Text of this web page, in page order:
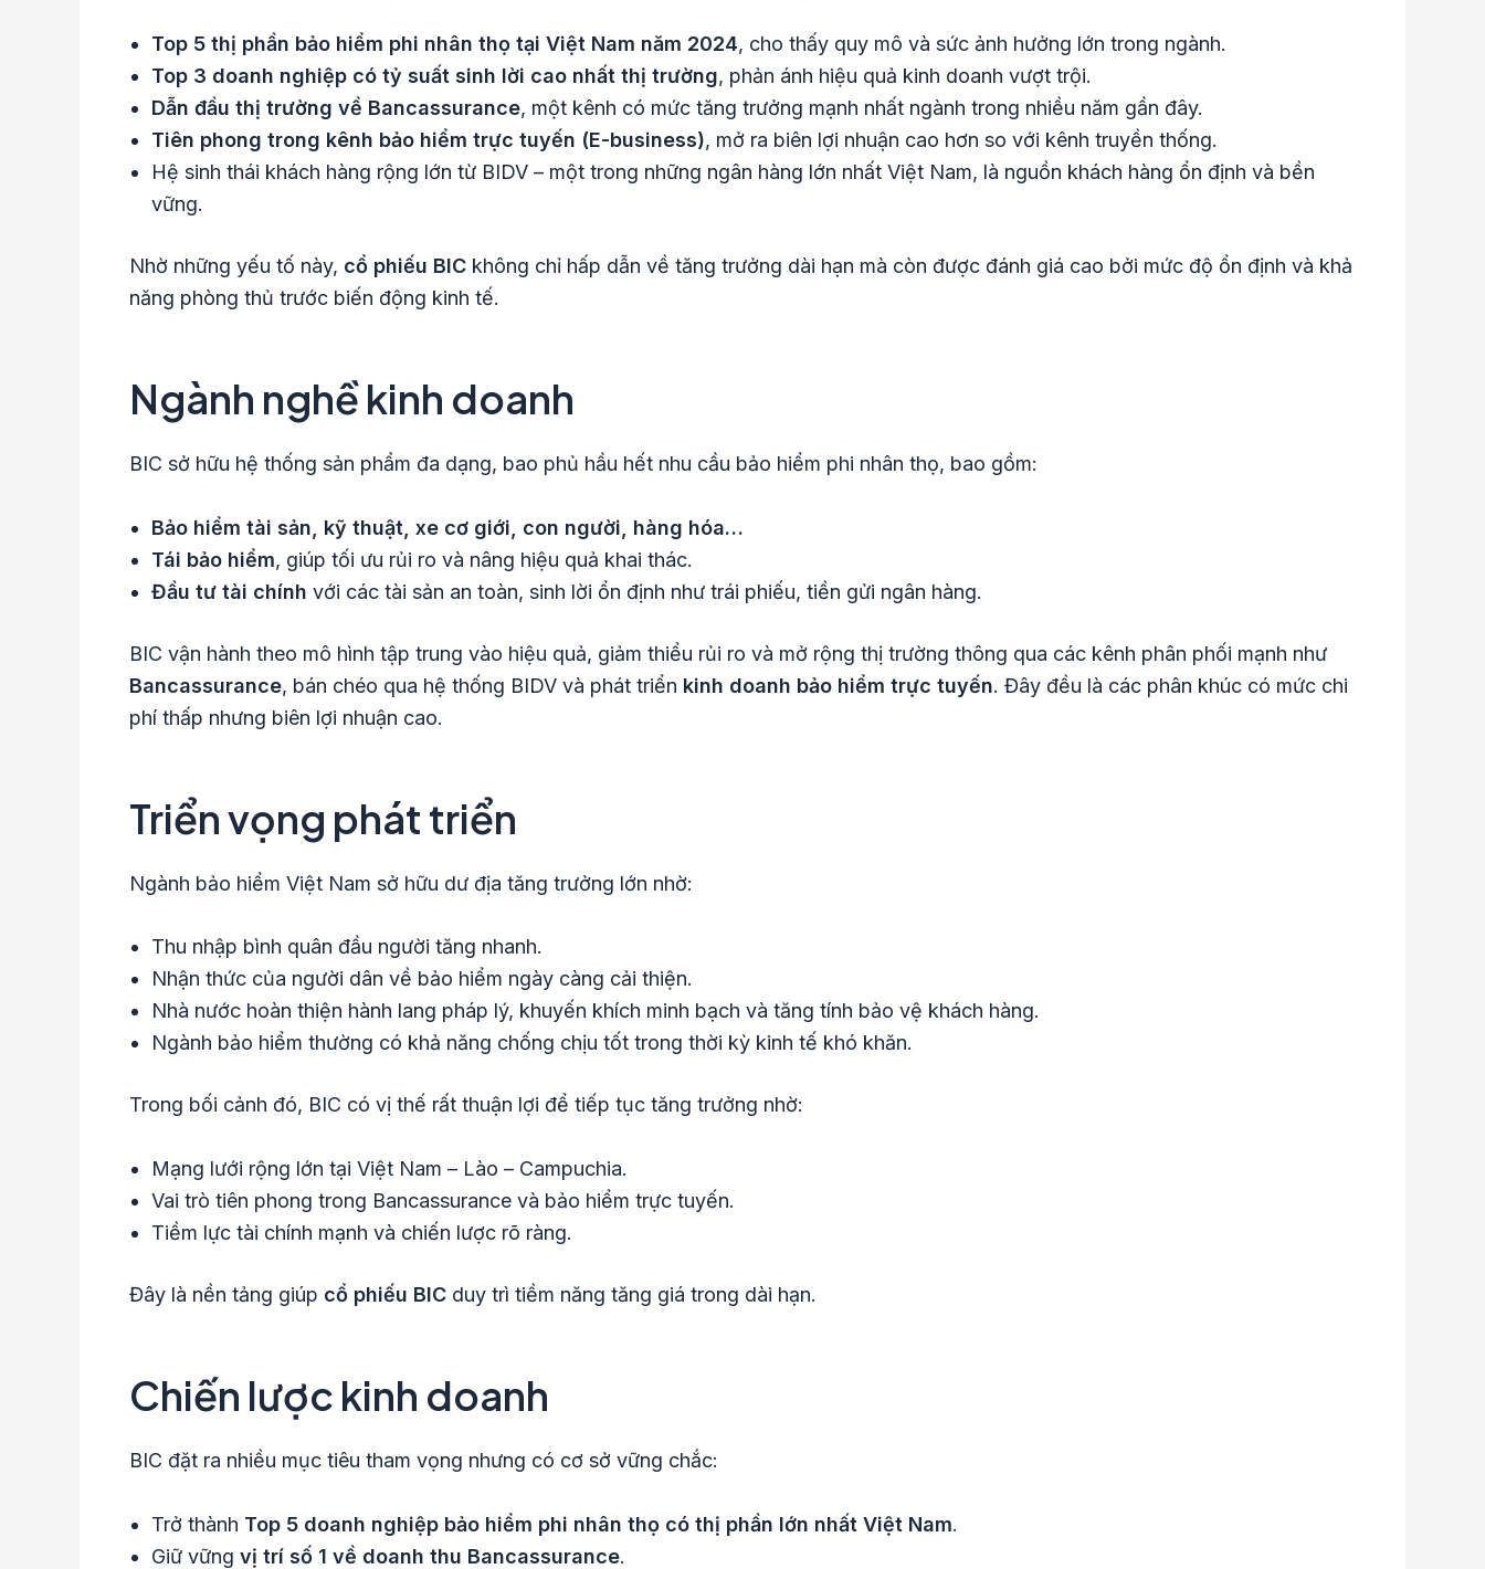
Top 5 thị phần bảo hiểm phi nhân thọ tại Việt Nam năm 2024, cho thấy quy mô và sức ảnh hưởng lớn trong ngành.
Top 3 doanh nghiệp có tỷ suất sinh lời cao nhất thị trường, phản ánh hiệu quả kinh doanh vượt trội.
Dẫn đầu thị trường về Bancassurance, một kênh có mức tăng trưởng mạnh nhất ngành trong nhiều năm gần đây.
Tiên phong trong kênh bảo hiểm trực tuyến (E-business), mở ra biên lợi nhuận cao hơn so với kênh truyền thống.
Hệ sinh thái khách hàng rộng lớn từ BIDV – một trong những ngân hàng lớn nhất Việt Nam, là nguồn khách hàng ổn định và bền
vững.
Nhờ những yếu tố này, cổ phiếu BIC không chỉ hấp dẫn về tăng trưởng dài hạn mà còn được đánh giá cao bởi mức độ ổn định và khả
năng phòng thủ trước biến động kinh tế.
Ngành nghề kinh doanh
BIC sở hữu hệ thống sản phẩm đa dạng, bao phủ hầu hết nhu cầu bảo hiểm phi nhân thọ, bao gồm:
Bảo hiểm tài sản, kỹ thuật, xe cơ giới, con người, hàng hóa…
Tái bảo hiểm, giúp tối ưu rủi ro và nâng hiệu quả khai thác.
Đầu tư tài chính với các tài sản an toàn, sinh lời ổn định như trái phiếu, tiền gửi ngân hàng.
BIC vận hành theo mô hình tập trung vào hiệu quả, giảm thiểu rủi ro và mở rộng thị trường thông qua các kênh phân phối mạnh như
Bancassurance, bán chéo qua hệ thống BIDV và phát triển kinh doanh bảo hiểm trực tuyến. Đây đều là các phân khúc có mức chi
phí thấp nhưng biên lợi nhuận cao.
Triển vọng phát triển
Ngành bảo hiểm Việt Nam sở hữu dư địa tăng trưởng lớn nhờ:
Thu nhập bình quân đầu người tăng nhanh.
Nhận thức của người dân về bảo hiểm ngày càng cải thiện.
Nhà nước hoàn thiện hành lang pháp lý, khuyến khích minh bạch và tăng tính bảo vệ khách hàng.
Ngành bảo hiểm thường có khả năng chống chịu tốt trong thời kỳ kinh tế khó khăn.
Trong bối cảnh đó, BIC có vị thế rất thuận lợi để tiếp tục tăng trưởng nhờ:
Mạng lưới rộng lớn tại Việt Nam – Lào – Campuchia.
Vai trò tiên phong trong Bancassurance và bảo hiểm trực tuyến.
Tiềm lực tài chính mạnh và chiến lược rõ ràng.
Đây là nền tảng giúp cổ phiếu BIC duy trì tiềm năng tăng giá trong dài hạn.
Chiến lược kinh doanh
BIC đặt ra nhiều mục tiêu tham vọng nhưng có cơ sở vững chắc:
Trở thành Top 5 doanh nghiệp bảo hiểm phi nhân thọ có thị phần lớn nhất Việt Nam.
Giữ vững vị trí số 1 về doanh thu Bancassurance.